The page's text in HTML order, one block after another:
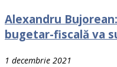
Alexandru
bugetar-fiscală va
1 decembrie 2021